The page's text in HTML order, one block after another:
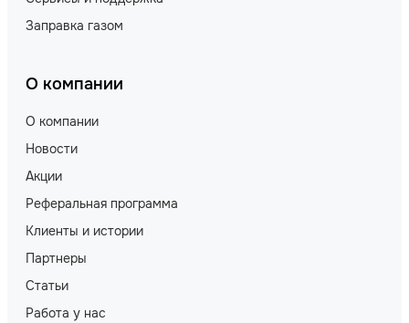
Заправка газом
О компании
О компании
Новости
Акции
Реферальная программа
Клиенты и истории
Партнеры
Статьи
Работа у нас